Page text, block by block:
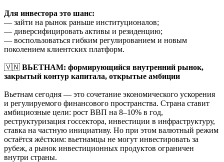
Для инвестора это шанс:
— зайти на рынок раньше институционалов;
— диверсифицировать активы и резиденцию;
— воспользоваться гибким регулированием и новым
поколением клиентских платформ.
🇻🇳 ВЬЕТНАМ: формирующийся внутренний рынок,
закрытый контур капитала, открытые амбиции
Вьетнам сегодня — это сочетание экономического ускорения
и регулируемого финансового пространства. Страна ставит
амбициозные цели: рост ВВП на 8–10% в год,
реструктуризация госсектора, инвестиции в инфраструктуру,
ставка на частную инициативу. Но при этом валютный режим
остаётся жёстким: вьетнамцы не могут инвестировать за
рубеж, а рынок инвестиционных продуктов ограничен
внутри страны.